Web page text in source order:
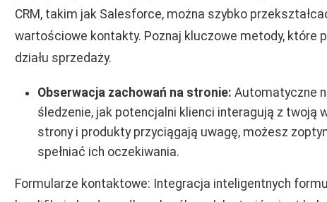
CRM, takim jak Salesforce, można szybko
wartościowe kontakty. Poznaj kluczowe metody, które
działu sprzedaży.
Obserwacja zachowań na stronie: Automatyczne
śledzenie, jak potencjalni klienci interagują z twoją
strony i produkty przyciągają uwagę, możesz
spełniać ich oczekiwania.
Formularze kontaktowe: Integracja inteligentnych